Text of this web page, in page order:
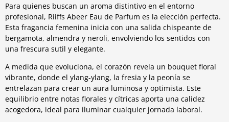
Para quienes buscan un aroma distintivo en el entorno
profesional, Riiffs Abeer Eau de Parfum es la elección perfecta.
Esta fragancia femenina inicia con una salida chispeante de
bergamota, almendra y neroli, envolviendo los sentidos con
una frescura sutil y elegante.
A medida que evoluciona, el corazón revela un bouquet floral
vibrante, donde el ylang-ylang, la fresia y la peonía se
entrelazan para crear un aura luminosa y optimista. Este
equilibrio entre notas florales y cítricas aporta una calidez
acogedora, ideal para iluminar cualquier jornada laboral.